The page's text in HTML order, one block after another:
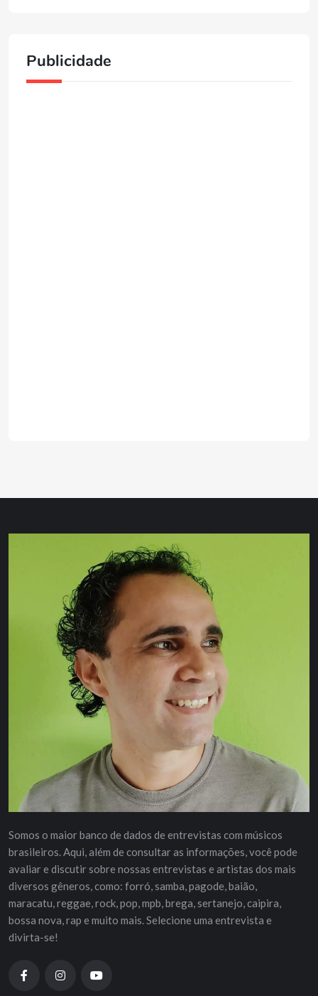
Publicidade
Somos o maior banco de dados de entrevistas com músicos
brasileiros. Aqui, além de consultar as informações, você pode
avaliar e discutir sobre nossas entrevistas e artistas dos mais
diversos gêneros, como: forró, samba, pagode, baião,
maracatu, reggae, rock, pop, mpb, brega, sertanejo, caipira,
bossa nova, rap e muito mais. Selecione uma entrevista e
divirta-se!